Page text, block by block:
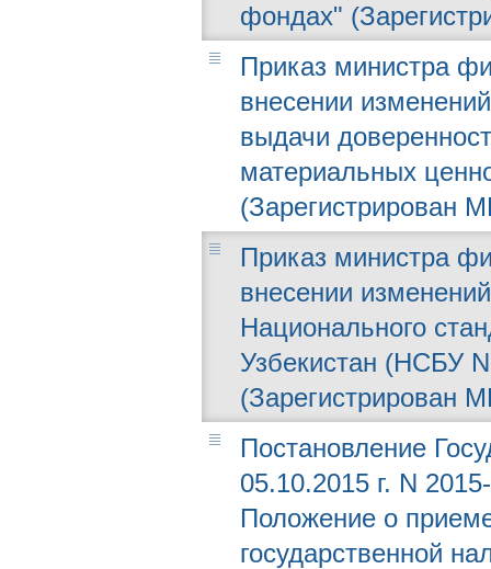
фондах"
Приказ министра
внесении
выдачи
материальных
(Зарегистрирован
Приказ министра
внесении
Национального
Узбекистан (НСБУ
(Зарегистрирован
Постановление
05.10.2015 г. N
Положение о
государственной